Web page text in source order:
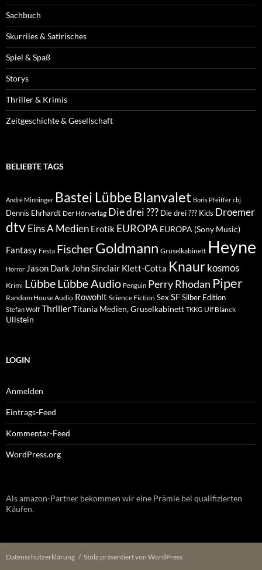
Sachbuch
Skurriles & Satirisches
Spiel & Spaß
Storys
Thriller & Krimis
Zeitgeschichte & Gesellschaft
BELIEBTE TAGS
André Minninger Bastei Lübbe Blanvalet Boris Pfeiffer cbj
Dennis Ehrhardt Der Hörverlag Die drei ??? Die drei ??? Kids Droemer
dtvEins A Medien Erotik EUROPA EUROPA (Sony Music)
Fantasy Festa FischerGoldmann Gruselkabinett Heyne
Horror Jason Dark John Sinclair Klett-Cotta Knaur kosmos
Krimi LübbeLübbe Audio Penguin Perry Rhodan Piper
Random House Audio Rowohlt Science Fiction Sex SFSilber Edition
Stefan Wolf ThrillerTitania Medien, Gruselkabinett TKKG Ulf Blanck
Ullstein
LOGIN
Anmelden
Eintrags-Feed
Kommentar-Feed
WordPress.org
Als amazon-Partner bekommen wir eine Prämie bei qualifizierten
Käufen.
Datenschutzerklärung Stolz präsentiert von WordPress